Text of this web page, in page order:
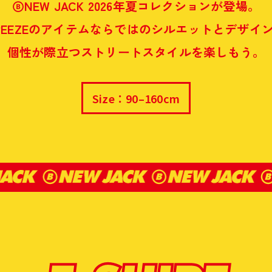
ⒷNEW JACK 2026年夏コレクションが登場。
のアイテムならではのシルエットとデザイ
個性が際立つストリートスタイルを楽しもう。
Size：90–160cm